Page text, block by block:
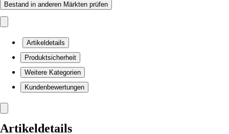
Bestand in anderen Märkten prüfen
Artikeldetails
Produktsicherheit
Weitere Kategorien
Kundenbewertungen
Artikeldetails